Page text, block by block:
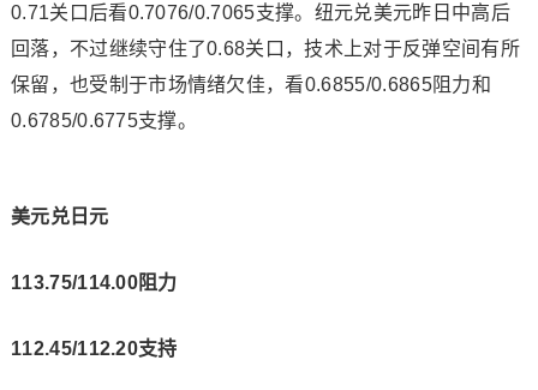
0.71关口后看0.7076/0.7065支撑。纽元兑美元昨日中高后
回落，不过继续守住了0.68关口，技术上对于反弹空间有所
保留，也受制于市场情绪欠佳，看0.6855/0.6865阻力和
0.6785/0.6775支撑。
美元兑日元
113.75/114.00阻力
112.45/112.20支持